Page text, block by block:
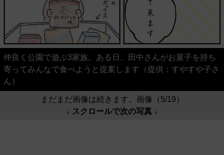
仲良く公園で遊ぶ3家族。ある日、田中さんがお菓子を持ち
寄ってみんなで食べようと提案します（提供：すやすや子さ
ん）
まだまだ画像は続きます。画像（5/19）
↓ スクロールで次の写真 ↓